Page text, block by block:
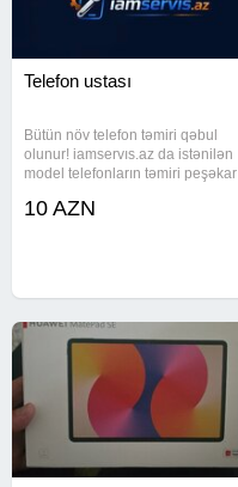
Telefon ustası
Bütün növ telefon təmiri qəbul
olunur! iamservıs.az da istənilən
model telefonların təmiri peşəkar
xidmət Keyfiyyətli ehtiyat hissələri
10 AZN